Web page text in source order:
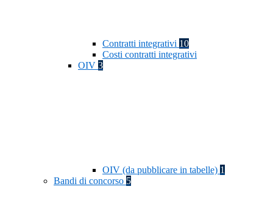
Contratti integrativi 10
Costi contratti integrativi
OIV 3
OIV (da pubblicare in tabelle) 1
Bandi di concorso 5